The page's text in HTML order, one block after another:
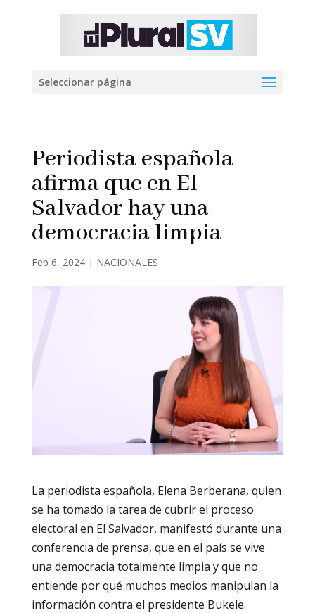
Seleccionar página
Periodista española
afirma que en El
Salvador hay una
democracia limpia
Feb 6, 2024| NACIONALES
La periodista española, Elena Berberana, quien
se ha tomado la tarea de cubrir el proceso
electoral en El Salvador, manifestó durante una
conferencia de prensa, que en el país se vive
una democracia totalmente limpia y que no
entiende por qué muchos medios manipulan la
información contra el presidente Bukele.